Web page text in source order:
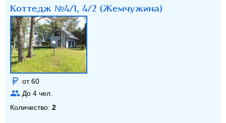
Коттедж №4/1, 4/2 (Жемчужина)
от 60
До 4 чел.
Количество: 2